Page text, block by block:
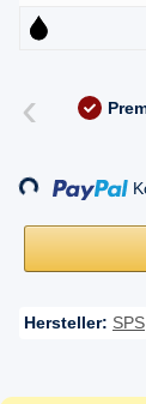
‹
Loading...
Hersteller: SPS